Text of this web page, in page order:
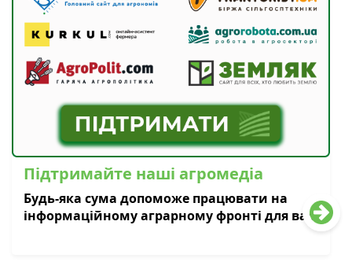
Підтримайте наші агромедіа
Будь-яка сума допоможе працювати на
інформаційному аграрному фронті для вас